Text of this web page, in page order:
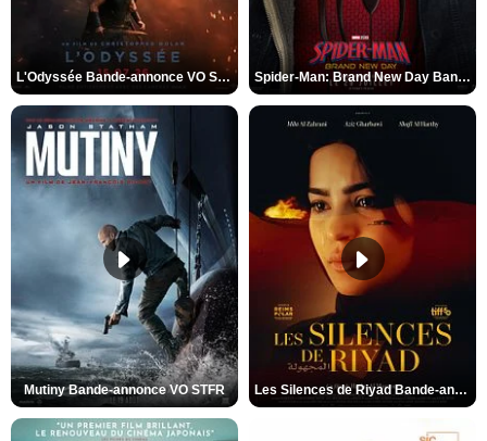
L'Odyssée Bande-annonce VO STFR Spider-Man: Brand New Day Bande-annonce VO STFR
Mutiny Bande-annonce VO STFR Les Silences de Riyad Bande-annonce VO STFR